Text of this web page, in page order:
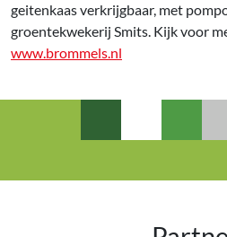
geitenkaas verkrijgbaar, met
groentekwekerij Smits. Kijk voor
www.brommels.nl